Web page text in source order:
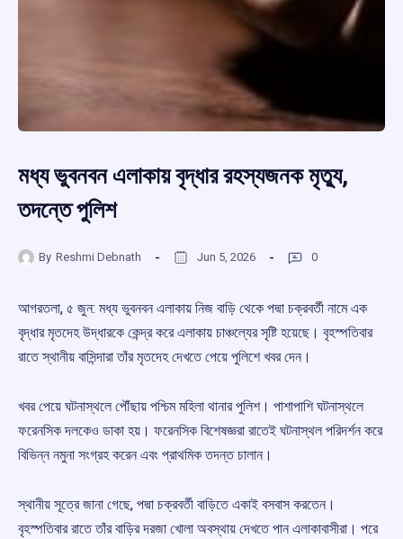
মধ্য ভুবনবন এলাকায় বৃদ্ধার রহস্যজনক মৃত্যু,
তদন্তে পুলিশ
By Reshmi Debnath Jun 5, 2026 0
আগরতলা, ৫ জুন: মধ্য ভুবনবন এলাকায় নিজ বাড়ি থেকে পদ্মা চক্রবর্তী নামে এক
বৃদ্ধার মৃতদেহ উদ্ধারকে কেন্দ্র করে এলাকায় চাঞ্চল্যের সৃষ্টি হয়েছে। বৃহস্পতিবার
রাতে স্থানীয় বাসিন্দারা তাঁর মৃতদেহ দেখতে পেয়ে পুলিশে খবর দেন।
খবর পেয়ে ঘটনাস্থলে পৌঁছায় পশ্চিম মহিলা থানার পুলিশ। পাশাপাশি ঘটনাস্থলে
ফরেনসিক দলকেও ডাকা হয়। ফরেনসিক বিশেষজ্ঞরা রাতেই ঘটনাস্থল পরিদর্শন করে
বিভিন্ন নমুনা সংগ্রহ করেন এবং প্রাথমিক তদন্ত চালান।
স্থানীয় সূত্রে জানা গেছে, পদ্মা চক্রবর্তী বাড়িতে একাই বসবাস করতেন।
বৃহস্পতিবার রাতে তাঁর বাড়ির দরজা খোলা অবস্থায় দেখতে পান এলাকাবাসীরা। পরে